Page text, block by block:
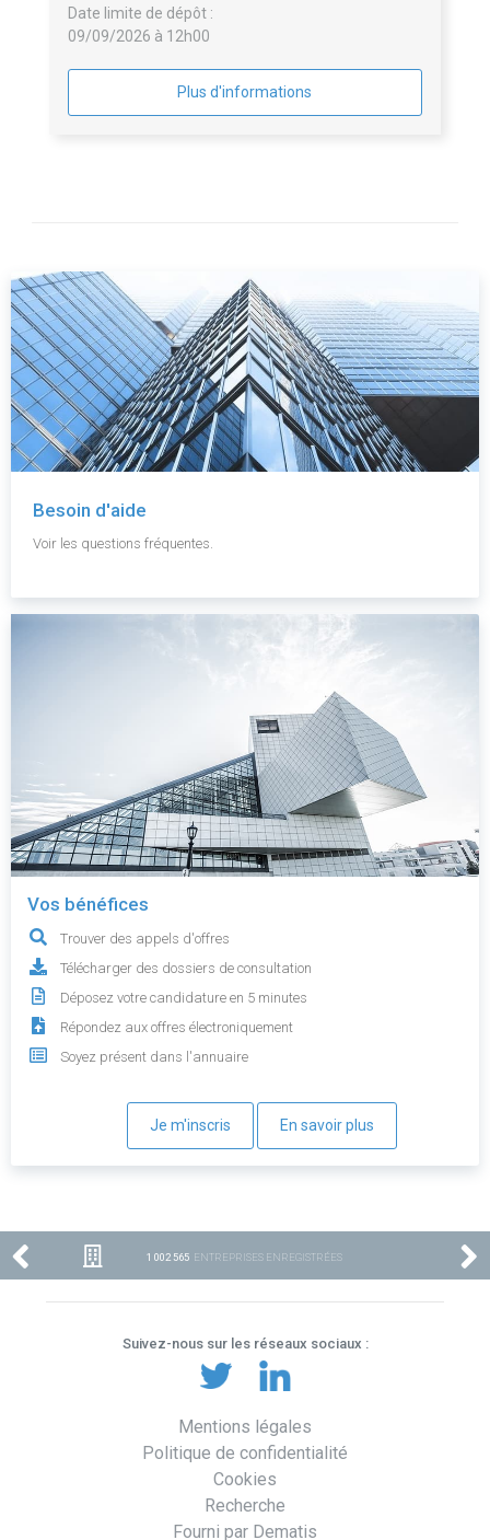
Date limite de dépôt :
09/09/2026 à 12h00
Plus d'informations
Besoin d'aide
Voir les questions fréquentes.
Vos bénéfices
Trouver des appels d'offres
Télécharger des dossiers de consultation
Déposez votre candidature en 5 minutes
Répondez aux offres électroniquement
Soyez présent dans l'annuaire
Je m'inscris En savoir plus
1 002 565 ENTREPRISES ENREGISTRÉES
Suivez-nous sur les réseaux sociaux :
Mentions légales
Politique de confidentialité
Cookies
Recherche
Fourni par Dematis